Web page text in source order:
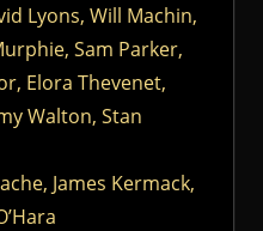
Lyons, Will Machin,
Sam Parker,
Elora Thevenet,
Walton, Stan
James Kermack,